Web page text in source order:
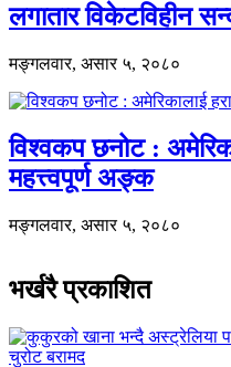
लगातार विकेटविहीन
मङ्गलवार, असार ५, २०८०
विश्वकप छनोट :
महत्त्वपूर्ण अङ्क
मङ्गलवार, असार ५, २०८०
भर्खरै प्रकाशित